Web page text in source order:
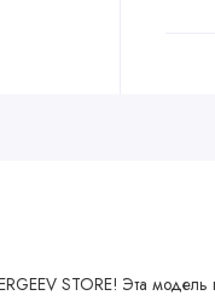
STORE! Эта